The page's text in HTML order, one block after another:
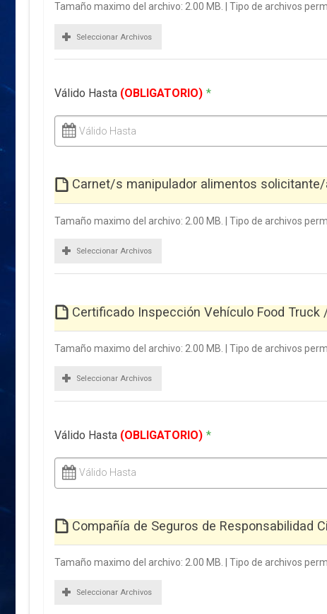
Tamaño maximo del archivo: 2.00 MB. | Tipo de archivos
Seleccionar Archivos
Válido Hasta (OBLIGATORIO) *
Válido Hasta
Carnet/s manipulador alimentos
Tamaño maximo del archivo: 2.00 MB. | Tipo de archivos
Seleccionar Archivos
Certificado Inspección Vehículo Food
Tamaño maximo del archivo: 2.00 MB. | Tipo de archivos
Seleccionar Archivos
Válido Hasta (OBLIGATORIO) *
Válido Hasta
Compañía de Seguros de Responsabilidad
Tamaño maximo del archivo: 2.00 MB. | Tipo de archivos
Seleccionar Archivos